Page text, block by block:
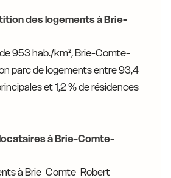
des logements à Brie-
953 hab./km², Brie-Comte-
parc de logements entre 93,4
et 1,2 % de résidences
à Brie-Comte-
à Brie-Comte-Robert